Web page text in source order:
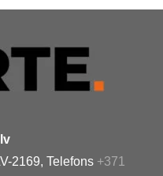
2169, Telefons +371